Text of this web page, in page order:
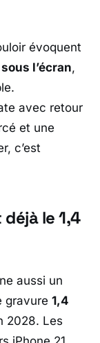
évoquent
l’écran,
avec retour
et une
c’est
le 1,4
aussi un
gravure 1,4
2028. Les